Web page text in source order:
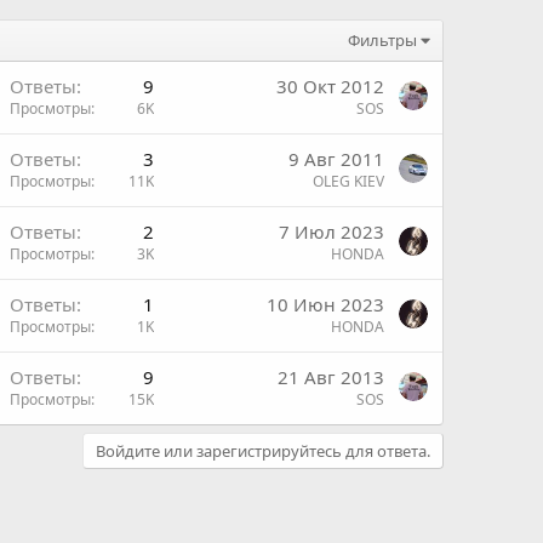
Фильтры
Ответы 9
Просмотры 6K
30 Окт 2012
SOS
Ответы 3
Просмотры 11K
9 Авг 2011
OLEG KIEV
Ответы 2
Просмотры 3K
7 Июл 2023
HONDA
Ответы 1
Просмотры 1K
10 Июн 2023
HONDA
Ответы 9
Просмотры 15K
21 Авг 2013
SOS
Войдите или зарегистрируйтесь для ответа.